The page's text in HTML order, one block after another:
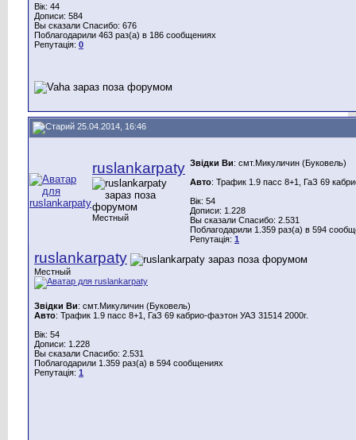
Вік: 44
Дописи: 584
Вы сказали Спасибо: 676
Поблагодарили 463 раз(а) в 186 сообщениях
Репутація: 0
25.04.2014, 16:46
ruslankarpaty
Местный
Звідки Ви: смт.Микуличин (Буковель)
Авто: Трафик 1.9 пасс 8+1, ГаЗ 69
Вік: 54
Дописи: 1.228
Вы сказали Спасибо: 2.531
Поблагодарили 1.359 раз(а) в 594
Репутація: 1
ruslankarpaty
Местный
Звідки Ви: смт.Микуличин (Буковель)
Авто: Трафик 1.9 пасс 8+1, ГаЗ 69 кабрио-фаэтон УАЗ 31514 2000г.
Вік: 54
Дописи: 1.228
Вы сказали Спасибо: 2.531
Поблагодарили 1.359 раз(а) в 594 сообщениях
Репутація: 1